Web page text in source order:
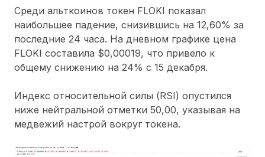
Среди альткоинов токен FLOKI показал
наибольшее падение, снизившись на 12,60% за
последние 24 часа. На дневном графике цена
FLOKI составила $0,00019, что привело к
общему снижению на 24% с 15 декабря.
Индекс относительной силы (RSI) опустился
ниже нейтральной отметки 50,00, указывая на
медвежий настрой вокруг токена.